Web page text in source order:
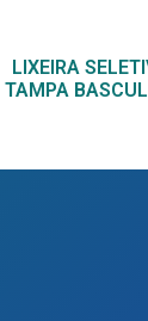
LIXEIRA
TAMPA